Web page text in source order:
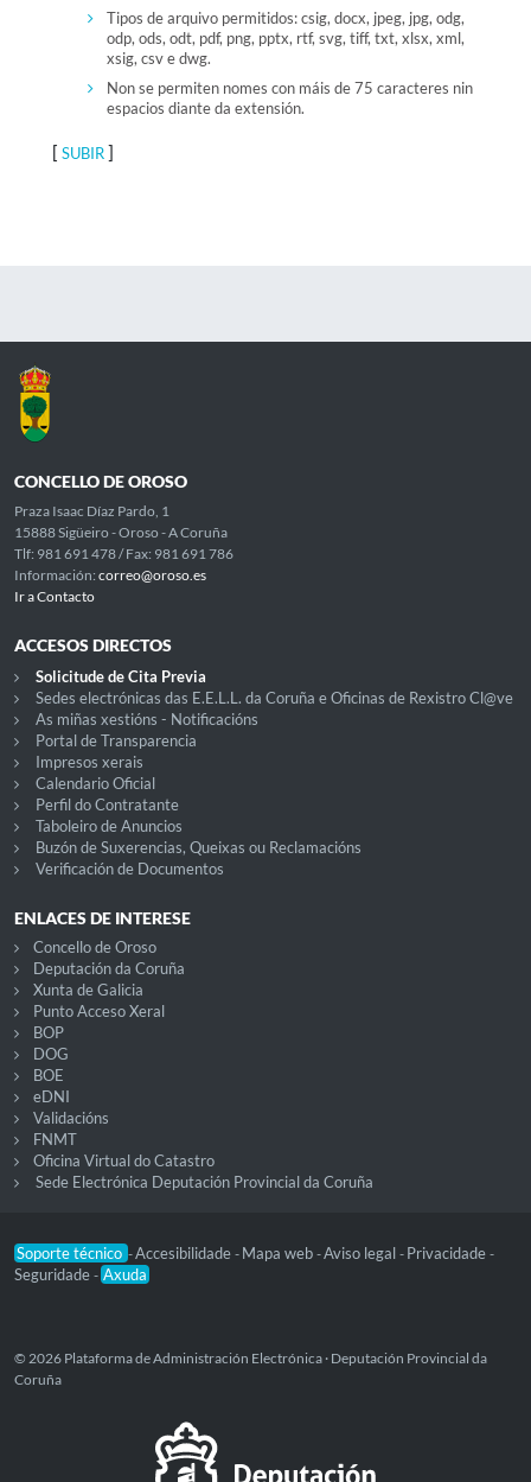
Tipos de arquivo permitidos: csig, docx, jpeg, jpg, odg,
odp, ods, odt, pdf, png, pptx, rtf, svg, tiff, txt, xlsx, xml,
xsig, csv e dwg.
Non se permiten nomes con máis de 75 caracteres nin
espacios diante da extensión.
[ SUBIR]
CONCELLO DE OROSO
Praza Isaac Díaz Pardo, 1
15888 Sigüeiro - Oroso - A Coruña
Tlf: 981 691 478 / Fax: 981 691 786
Información: correo@oroso.es
Ir a Contacto
ACCESOS DIRECTOS
Solicitude de Cita Previa
Sedes electrónicas das E.E.L.L. da Coruña e Oficinas de Rexistro Cl@ve
As miñas xestións - Notificacións
Portal de Transparencia
Impresos xerais
Calendario Oficial
Perfil do Contratante
Taboleiro de Anuncios
Buzón de Suxerencias, Queixas ou Reclamacións
Verificación de Documentos
ENLACES DE INTERESE
Concello de Oroso
Deputación da Coruña
Xunta de Galicia
Punto Acceso Xeral
BOP
DOG
BOE
eDNI
Validacións
FNMT
Oficina Virtual do Catastro
Sede Electrónica Deputación Provincial da Coruña
Soporte técnico -Accesibilidade - Mapa web -Aviso legal - Privacidade -
Seguridade - Axuda
© 2026 Plataforma de Administración Electrónica · Deputación Provincial da
Coruña